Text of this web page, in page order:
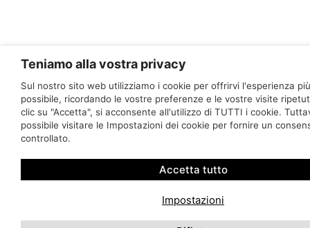
Teniamo alla vostra privacy
Sul nostro sito web utilizziamo i cookie per offrirvi l'esperienza
possibile, ricordando le vostre preferenze e le vostre visite
clic su "Accetta", si acconsente all'utilizzo di TUTTI i cookie.
possibile visitare le Impostazioni dei cookie per fornire un
controllato.
Impostazioni
Accetta tutto